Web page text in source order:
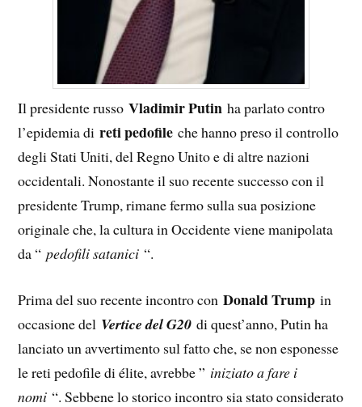
Il presidente russoVladimir Putin ha parlato contro
l’epidemia direti pedofile che hanno preso il controllo
degli Stati Uniti, del Regno Unito e di altre nazioni
occidentali. Nonostante il suo recente successo con il
presidente Trump, rimane fermo sulla sua posizione
originale che, la cultura in Occidente viene manipolata
da “ pedofili satanici “.
Prima del suo recente incontro conDonald Trump in
occasione del Vertice del G20 di quest’anno, Putin ha
lanciato un avvertimento sul fatto che, se non esponesse
le reti pedofile di élite, avrebbe ” iniziato a fare i
nomi “. Sebbene lo storico incontro sia stato considerato